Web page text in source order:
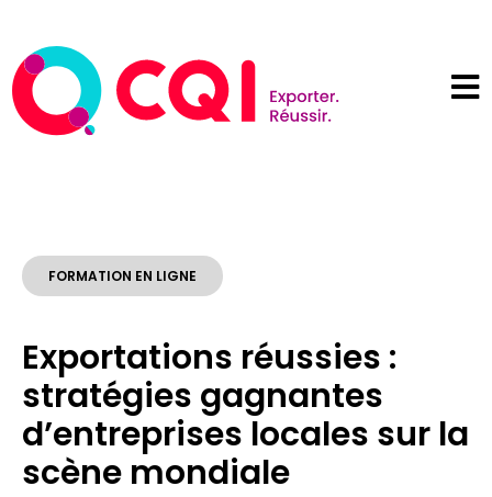
FORMATION EN LIGNE
Exportations réussies :
stratégies gagnantes
d’entreprises locales sur la
scène mondiale